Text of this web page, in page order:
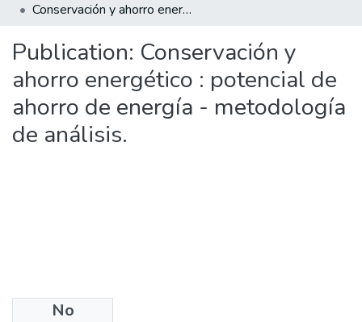
Statistics
Conservación y ahorro energético : potencial de ahorro de energía - metodología de análisis.
Publication: Conservación y
ahorro energético : potencial de
ahorro de energía - metodología
de análisis.
No